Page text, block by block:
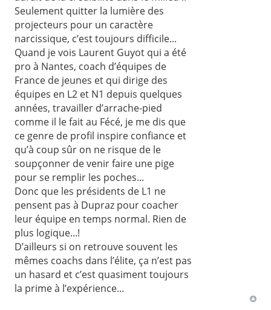
Seulement quitter la lumière des
projecteurs pour un caractère
narcissique, c’est toujours difficile...
Quand je vois Laurent Guyot qui a été
pro à Nantes, coach d’équipes de
France de jeunes et qui dirige des
équipes en L2 et N1 depuis quelques
années, travailler d’arrache-pied
comme il le fait au Fécé, je me dis que
ce genre de profil inspire confiance et
qu’à coup sûr on ne risque de le
soupçonner de venir faire une pige
pour se remplir les poches...
Donc que les présidents de L1 ne
pensent pas à Dupraz pour coacher
leur équipe en temps normal. Rien de
plus logique...!
D’ailleurs si on retrouve souvent les
mêmes coachs dans l’élite, ça n’est pas
un hasard et c’est quasiment toujours
la prime à l’expérience...